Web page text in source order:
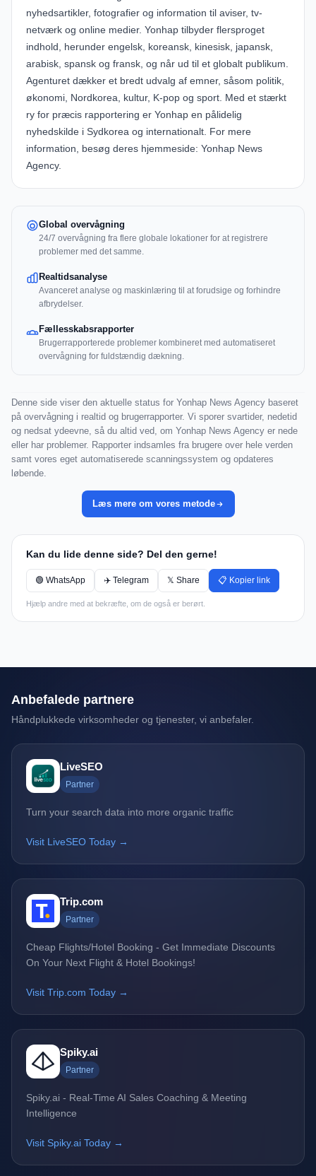
nyhedsartikler, fotografier og information til aviser, tv-
netværk og online medier. Yonhap tilbyder flersproget
indhold, herunder engelsk, koreansk, kinesisk, japansk,
arabisk, spansk og fransk, og når ud til et globalt publikum.
Agenturet dækker et bredt udvalg af emner, såsom politik,
økonomi, Nordkorea, kultur, K-pop og sport. Med et stærkt
ry for præcis rapportering er Yonhap en pålidelig
nyhedskilde i Sydkorea og internationalt. For mere
information, besøg deres hjemmeside: Yonhap News
Agency.
Global overvågning
24/7 overvågning fra flere globale lokationer for at registrere
problemer med det samme.
Realtidsanalyse
Avanceret analyse og maskinlæring til at forudsige og forhindre
afbrydelser.
Fællesskabsrapporter
Brugerrapporterede problemer kombineret med automatiseret
overvågning for fuldstændig dækning.
Denne side viser den aktuelle status for Yonhap News Agency baseret
på overvågning i realtid og brugerrapporter. Vi sporer svartider, nedetid
og nedsat ydeevne, så du altid ved, om Yonhap News Agency er nede
eller har problemer. Rapporter indsamles fra brugere over hele verden
samt vores eget automatiserede scanningssystem og opdateres
løbende.
Læs mere om vores metode
Kan du lide denne side? Del den gerne!
🟢 WhatsApp ✈️ Telegram 𝕏 Share 📋 Kopier link
Hjælp andre med at bekræfte, om de også er berørt.
Anbefalede partnere
Håndplukkede virksomheder og tjenester, vi anbefaler.
LiveSEO
Partner
Turn your search data into more organic traffic
Visit LiveSEO Today →
Trip.com
Partner
Cheap Flights/Hotel Booking - Get Immediate Discounts
On Your Next Flight & Hotel Bookings!
Visit Trip.com Today →
Spiky.ai
Partner
Spiky.ai - Real-Time AI Sales Coaching & Meeting
Intelligence
Visit Spiky.ai Today →